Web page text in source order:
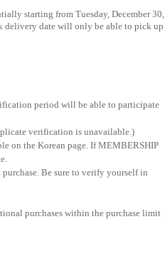
starting from Tuesday, December 30,
delivery date will only be able to pick up
period will be able to participate
verification is unavailable.)
on the Korean page. If MEMBERSHIP
Be sure to verify yourself in
purchases within the purchase limit